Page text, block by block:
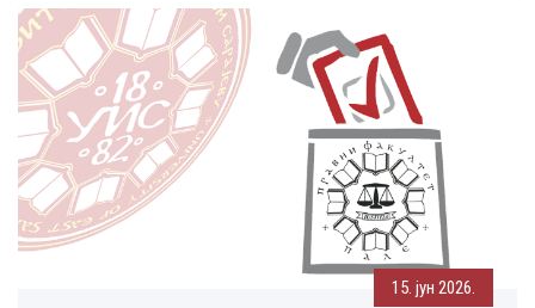
15. јун 2026.